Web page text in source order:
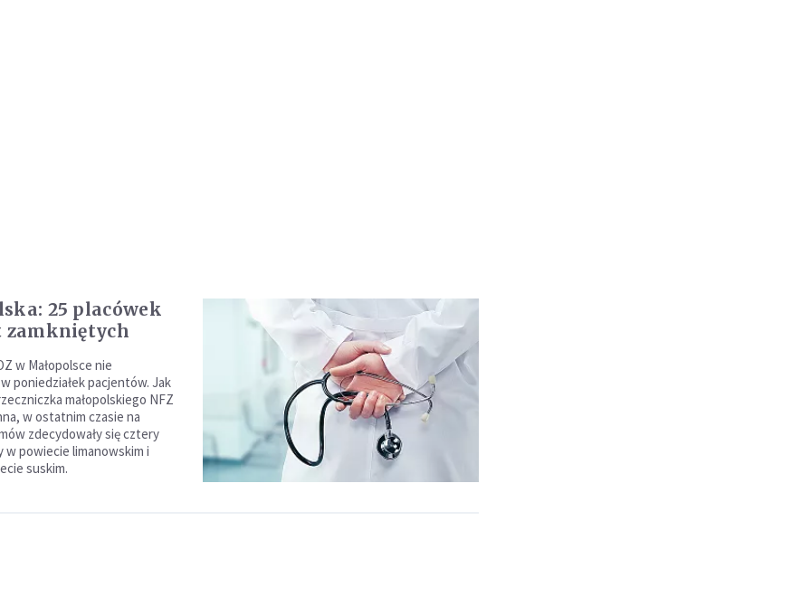
25 placówek
zamkniętych
w Małopolsce nie
poniedziałek pacjentów. Jak
małopolskiego NFZ
w ostatnim czasie na
zdecydowały się cztery
w powiecie limanowskim i
suskim.